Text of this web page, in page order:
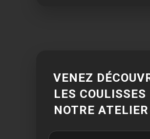
VENEZ
LES COULISSES
NOTRE ATELIER